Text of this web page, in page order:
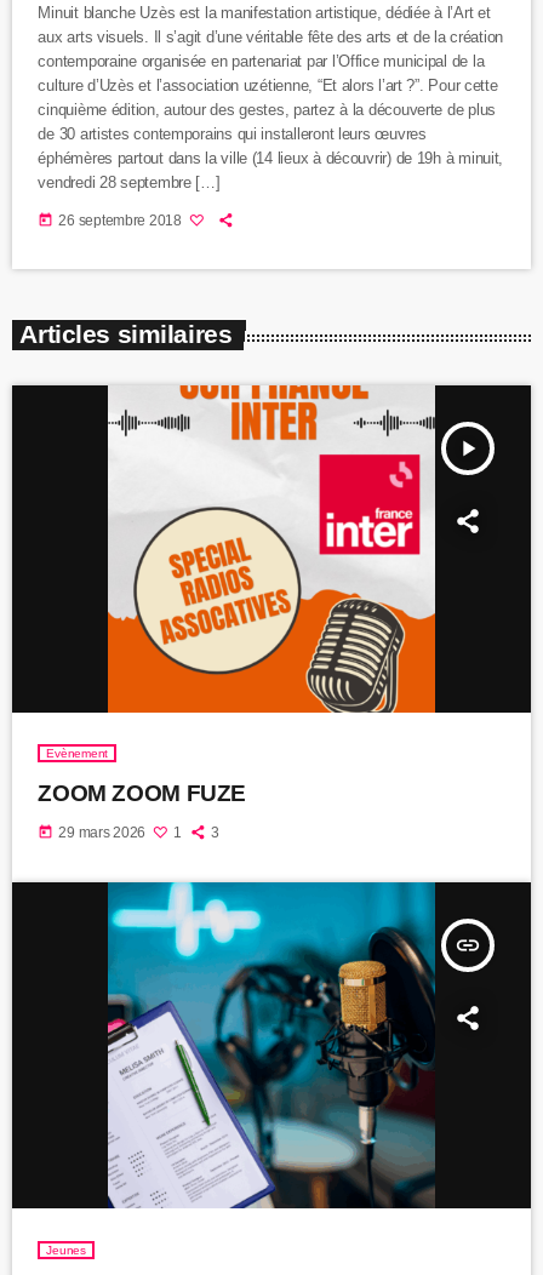
Minuit blanche Uzès est la manifestation artistique, dédiée à l’Art et
aux arts visuels. Il s’agit d’une véritable fête des arts et de la création
contemporaine organisée en partenariat par l’Office municipal de la
culture d’Uzès et l’association uzétienne, “Et alors l’art ?”. Pour cette
cinquième édition, autour des gestes, partez à la découverte de plus
de 30 artistes contemporains qui installeront leurs œuvres
éphémères partout dans la ville (14 lieux à découvrir) de 19h à minuit,
vendredi 28 septembre […]
today 26 septembre 2018
Articles similaires
play_arrow
Evènement
ZOOM ZOOM FUZE
today 29 mars 2026 1 3
insert_link
Jeunes